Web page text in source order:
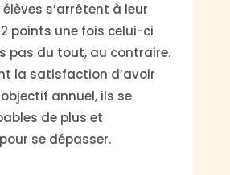
s’arrêtent à leur
points une fois celui-ci
pas du tout, au contraire.
la satisfaction d’avoir
annuel, ils se
de plus et
se dépasser.